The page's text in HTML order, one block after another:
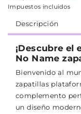
Impuestos incluidos
Descripción
¡Descubre el
No Name
Bienvenido al
zapatillas
complemento
un diseño